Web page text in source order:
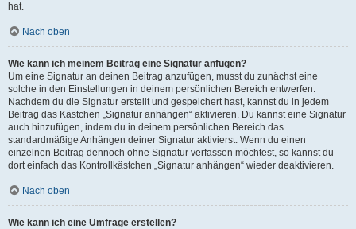
hat.
Nach oben
Wie kann ich meinem Beitrag eine Signatur anfügen?
Um eine Signatur an deinen Beitrag anzufügen, musst du zunächst eine
solche in den Einstellungen in deinem persönlichen Bereich entwerfen.
Nachdem du die Signatur erstellt und gespeichert hast, kannst du in jedem
Beitrag das Kästchen „Signatur anhängen“ aktivieren. Du kannst eine Signatur
auch hinzufügen, indem du in deinem persönlichen Bereich das
standardmäßige Anhängen deiner Signatur aktivierst. Wenn du einen
einzelnen Beitrag dennoch ohne Signatur verfassen möchtest, so kannst du
dort einfach das Kontrollkästchen „Signatur anhängen“ wieder deaktivieren.
Nach oben
Wie kann ich eine Umfrage erstellen?